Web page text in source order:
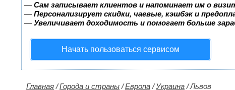
— Сам записывает клиентов и напоминает им о
— Персонализирует скидки, чаевые, кэшбэк и
— Увеличивает доходимость и помогает больше
Начать пользоваться сервисом
Главная /Города и страны /Европа /Украина /Львов